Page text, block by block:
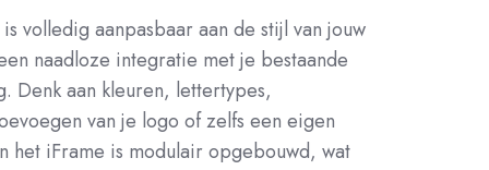
volledig aanpasbaar aan de stijl van jouw
naadloze integratie met je bestaande
Denk aan kleuren, lettertypes,
van je logo of zelfs een eigen
het iFrame is modulair opgebouwd, wat